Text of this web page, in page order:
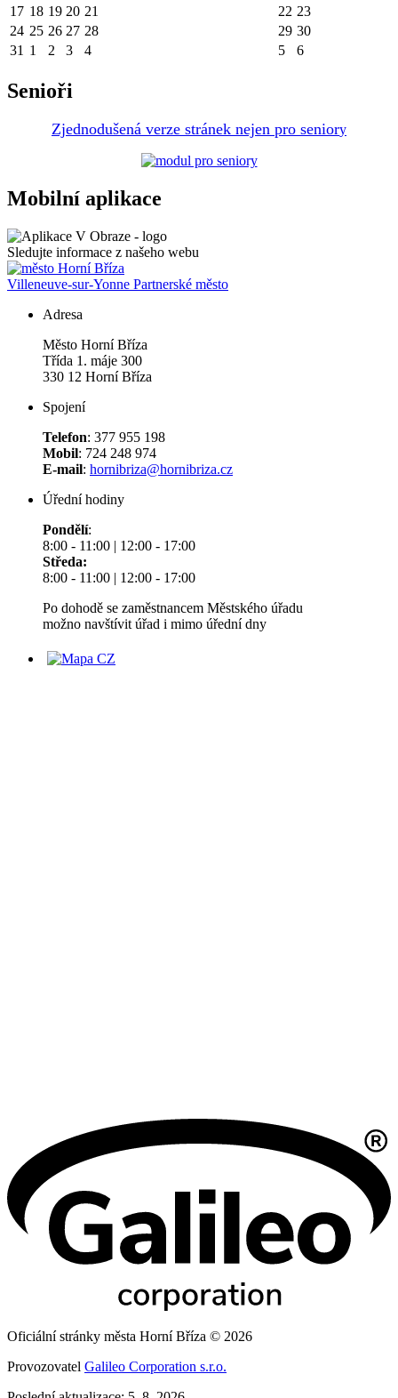
17 18 19 20 21 22 23
24 25 26 27 28 29 30
31 1 2 3 4 5 6
Senioři
Zjednodušená verze stránek nejen pro seniory
Mobilní aplikace
Sledujte informace z našeho webu
Villeneuve-sur-Yonne Partnerské město
Adresa
Město Horní Bříza
Třída 1. máje 300
330 12 Horní Bříza
Spojení
Telefon: 377 955 198
Mobil: 724 248 974
E-mail: hornibriza@hornibriza.cz
Úřední hodiny
Pondělí:
8:00 - 11:00 | 12:00 - 17:00
Středa:
8:00 - 11:00 | 12:00 - 17:00
Po dohodě se zaměstnancem Městského úřadu
možno navštívit úřad i mimo úřední dny
Oficiální stránky města Horní Bříza © 2026
Provozovatel Galileo Corporation s.r.o.